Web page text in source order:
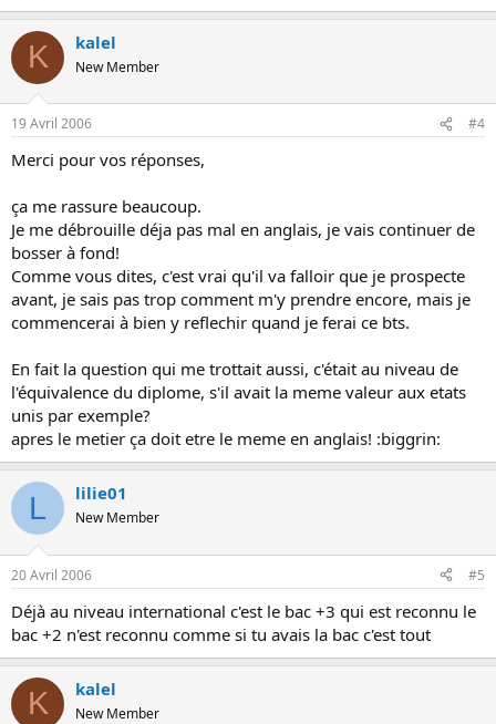
K kalel
New Member
19 Avril 2006 #4
Merci pour vos réponses,
ça me rassure beaucoup.
Je me débrouille déja pas mal en anglais, je vais continuer de
bosser à fond!
Comme vous dites, c'est vrai qu'il va falloir que je prospecte
avant, je sais pas trop comment m'y prendre encore, mais je
commencerai à bien y reflechir quand je ferai ce bts.
En fait la question qui me trottait aussi, c'était au niveau de
l'équivalence du diplome, s'il avait la meme valeur aux etats
unis par exemple?
apres le metier ça doit etre le meme en anglais! :biggrin:
L lilie01
New Member
20 Avril 2006 #5
Déjà au niveau international c'est le bac +3 qui est reconnu le
bac +2 n'est reconnu comme si tu avais la bac c'est tout
K kalel
New Member